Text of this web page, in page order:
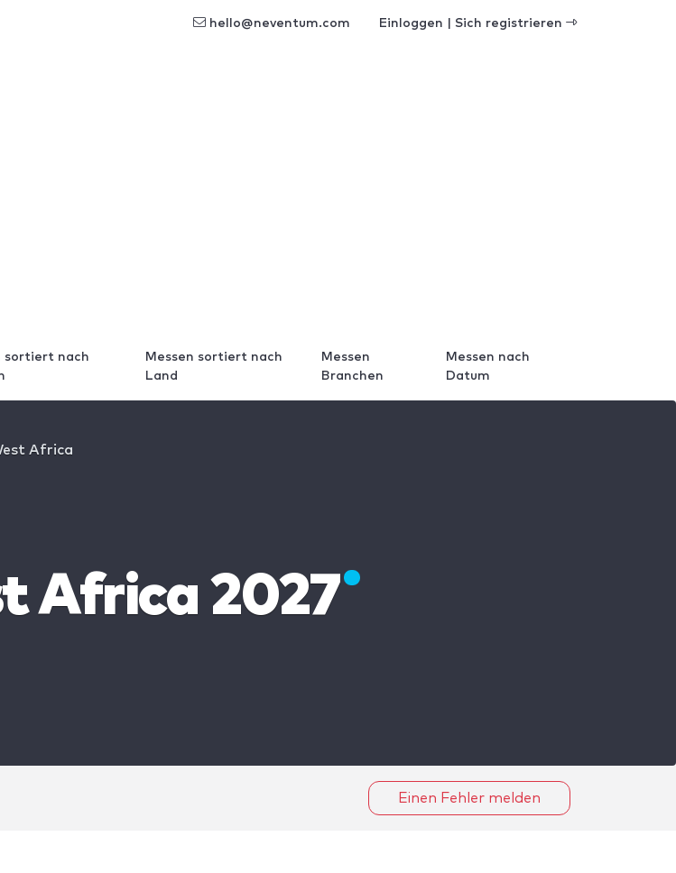
hello@neventum.com Einloggen | Sich registrieren
sortiert nach
Messen sortiert nach
Land
Messen
Branchen
Messen nach
Datum
Africa
Africa 2027
Einen Fehler melden